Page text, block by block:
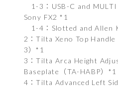
1-3：USB-C and
Sony FX2 *1
1-4：Slotted and Allen
2：Tilta Xeno Top Handle
3）*1
3：Tilta Arca Height
Baseplate（TA-HABP）*1
4：Tilta Advanced Left